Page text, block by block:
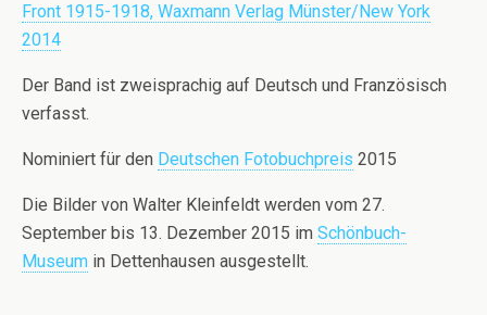
Front 1915-1918, Waxmann Verlag Münster/New York
2014
Der Band ist zweisprachig auf Deutsch und Französisch
verfasst.
Nominiert für den Deutschen Fotobuchpreis 2015
Die Bilder von Walter Kleinfeldt werden vom 27.
September bis 13. Dezember 2015 im Schönbuch-
Museum in Dettenhausen ausgestellt.